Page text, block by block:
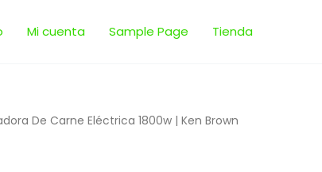
Mi cuenta Sample Page Tienda
De Carne Eléctrica 1800w | Ken Brown
El